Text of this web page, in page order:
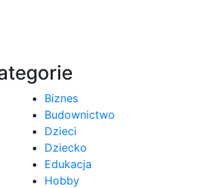
Biznes
Budownictwo
Dzieci
Dziecko
Edukacja
Hobby